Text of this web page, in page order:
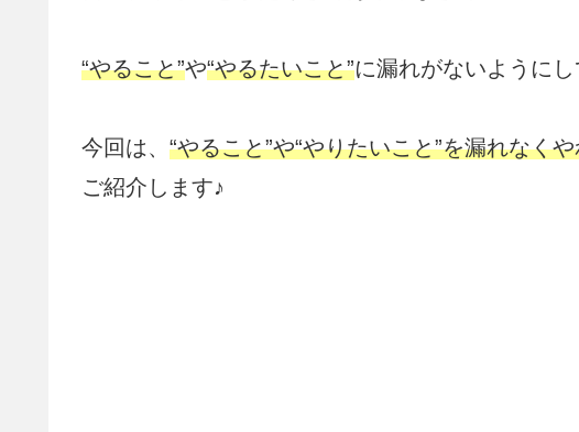
“やること”や“やるたいこと”に漏れがないようにし
今回は、 “やること”や“やりたいこと”を漏れなく
ご紹介します♪